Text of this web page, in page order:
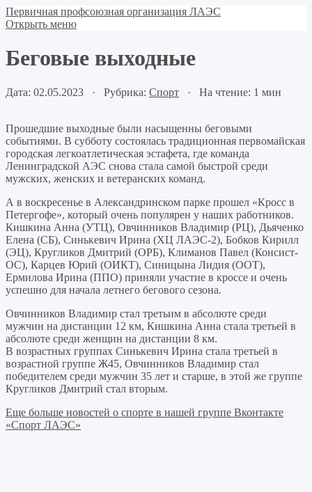
Первичная профсоюзная организация ЛАЭС
Открыть меню
Беговые выходные
Дата: 02.05.2023 · Рубрика: Спорт · На чтение: 1 мин
Прошедшие выходные были насыщенны беговыми
событиями. В субботу состоялась традиционная первомайская
городская легкоатлетическая эстафета, где команда
Ленинградской АЭС снова стала самой быстрой среди
мужских, женских и ветеранских команд.
А в воскресенье в Александринском парке прошел «Кросс в
Петергофе», который очень популярен у наших работников.
Кишкина Анна (УТЦ), Овчинников Владимир (РЦ), Дьяченко
Елена (СБ), Синькевич Ирина (ХЦ ЛАЭС-2), Бобков Кирилл
(ЭЦ), Кругликов Дмитрий (ОРБ), Климанов Павел (Консист-
ОС), Карцев Юрий (ОИКТ), Синицына Лидия (ООТ),
Ермилова Ирина (ППО) приняли участие в кроссе и очень
успешно для начала летнего бегового сезона.
Овчинников Владимир стал третьим в абсолюте среди
мужчин на дистанции 12 км, Кишкина Анна стала третьей в
абсолюте среди женщин на дистанции 8 км.
В возрастных группах Синькевич Ирина стала третьей в
возрастной группе Ж45, Овчинников Владимир стал
победителем среди мужчин 35 лет и старше, в этой же группе
Кругликов Дмитрий стал вторым.
Еще больше новостей о спорте в нашей группе Вконтакте
«Спорт ЛАЭС»